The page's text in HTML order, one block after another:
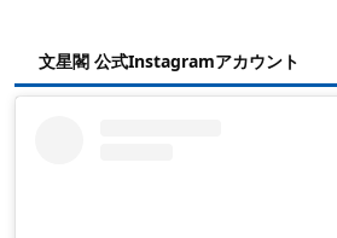
文星閣 公式Instagramアカウント